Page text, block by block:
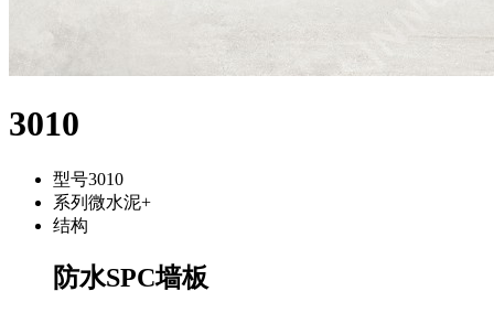
3010
型号3010
系列 微水泥+
结构
防水SPC墙板